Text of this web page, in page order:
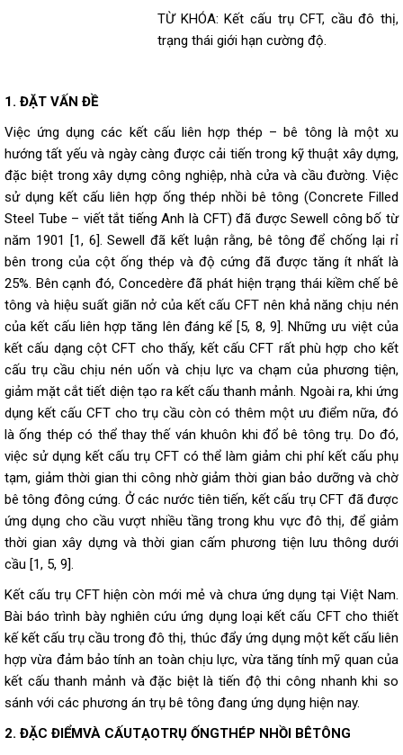
TỪ KHÓA: Kết cấu trụ CFT, cầu đô thị,
trạng thái giới hạn cường độ.
1. ĐẶT VẤN ĐỀ
Việc ứng dụng các kết cấu liên hợp thép – bê tông là một xu
hướng tất yếu và ngày càng được cải tiến trong kỹ thuật xây dựng,
đặc biệt trong xây dựng công nghiệp, nhà cửa và cầu đường. Việc
sử dụng kết cấu liên hợp ống thép nhồi bê tông (Concrete Filled
Steel Tube – viết tắt tiếng Anh là CFT) đã được Sewell công bố từ
năm 1901 [1, 6]. Sewell đã kết luận rằng, bê tông để chống lại rỉ
bên trong của cột ống thép và độ cứng đã được tăng ít nhất là
25%. Bên cạnh đó, Concedère đã phát hiện trạng thái kiềm chế bê
tông và hiệu suất giãn nở của kết cấu CFT nên khả năng chịu nén
của kết cấu liên hợp tăng lên đáng kể [5, 8, 9]. Những ưu việt của
kết cấu dạng cột CFT cho thấy, kết cấu CFT rất phù hợp cho kết
cấu trụ cầu chịu nén uốn và chịu lực va chạm của phương tiện,
giảm mặt cắt tiết diện tạo ra kết cấu thanh mảnh. Ngoài ra, khi ứng
dụng kết cấu CFT cho trụ cầu còn có thêm một ưu điểm nữa, đó
là ống thép có thể thay thế ván khuôn khi đổ bê tông trụ. Do đó,
việc sử dụng kết cấu trụ CFT có thể làm giảm chi phí kết cấu phụ
tạm, giảm thời gian thi công nhờ giảm thời gian bảo dưỡng và chờ
bê tông đông cứng. Ở các nước tiên tiến, kết cấu trụ CFT đã được
ứng dụng cho cầu vượt nhiều tầng trong khu vực đô thị, để giảm
thời gian xây dựng và thời gian cấm phương tiện lưu thông dưới
cầu [1, 5, 9].
Kết cấu trụ CFT hiện còn mới mẻ và chưa ứng dụng tại Việt Nam.
Bài báo trình bày nghiên cứu ứng dụng loại kết cấu CFT cho thiết
kế kết cấu trụ cầu trong đô thị, thúc đẩy ứng dụng một kết cấu liên
hợp vừa đảm bảo tính an toàn chịu lực, vừa tăng tính mỹ quan của
kết cấu thanh mảnh và đặc biệt là tiến độ thi công nhanh khi so
sánh với các phương án trụ bê tông đang ứng dụng hiện nay.
2. ĐẶC ĐIỂMVÀ CẤUTẠOTRỤ ỐNGTHÉP NHỒI BÊTÔNG